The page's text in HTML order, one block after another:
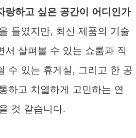
랑하고 싶은 공간이 어디인가
들였지만, 최신 제품의 기술
서 살펴볼 수 있는 쇼룸과 직
수 있는 휴게실, 그리고 한 공
하고 치열하게 고민하는 연
것 같습니다.